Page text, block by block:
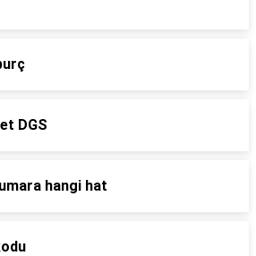
DGS
hangi hat